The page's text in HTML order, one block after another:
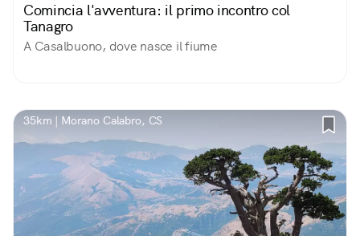
Comincia l'avventura: il primo incontro col
Tanagro
A Casalbuono, dove nasce il fiume
35km | Morano Calabro, CS